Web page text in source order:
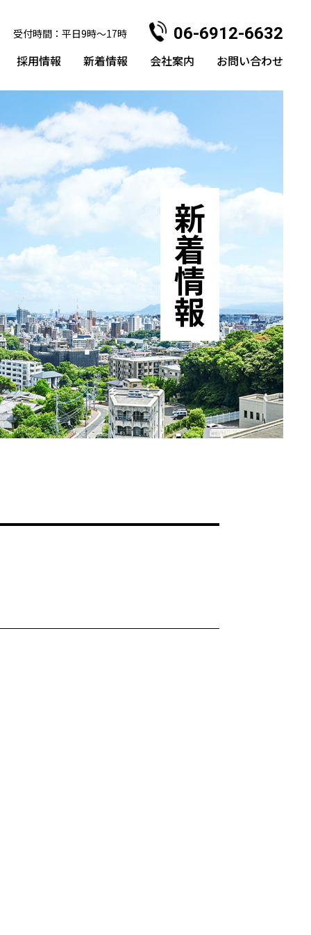
受付時間：平日9時〜17時 06-6912-6632
採用情報 新着情報 会社案内 お問い合わせ
新着情報